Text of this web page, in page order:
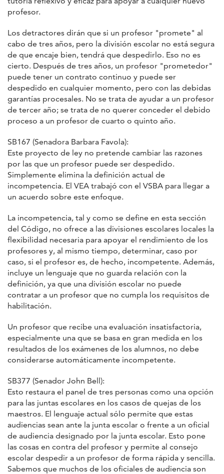
profesor.
Los detractores dirán que si un profesor "promete" al
cabo de tres años, pero la división escolar no está segura
de que encaje bien, tendrá que despedirlo. Eso no es
cierto. Después de tres años, un profesor "prometedor"
puede tener un contrato continuo y puede ser
despedido en cualquier momento, pero con las debidas
garantías procesales. No se trata de ayudar a un profesor
de tercer año; se trata de no querer conceder el debido
proceso a un profesor de cuarto o quinto año.
SB167 (Senadora Barbara Favola):
Este proyecto de ley no pretende cambiar las razones
por las que un profesor puede ser despedido.
Simplemente elimina la definición actual de
incompetencia. El VEA trabajó con el VSBA para llegar a
un acuerdo sobre este enfoque.
La incompetencia, tal y como se define en esta sección
del Código, no ofrece a las divisiones escolares locales la
flexibilidad necesaria para apoyar el rendimiento de los
profesores y, al mismo tiempo, determinar, caso por
caso, si el profesor es, de hecho, incompetente. Además,
incluye un lenguaje que no guarda relación con la
definición, ya que una división escolar no puede
contratar a un profesor que no cumpla los requisitos de
habilitación.
Un profesor que recibe una evaluación insatisfactoria,
especialmente una que se basa en gran medida en los
resultados de los exámenes de los alumnos, no debe
considerarse automáticamente incompetente.
SB377 (Senador John Bell):
Esto restaura el panel de tres personas como una opción
para las juntas escolares en los casos de quejas de los
maestros. El lenguaje actual sólo permite que estas
audiencias sean ante la junta escolar o frente a un oficial
de audiencia designado por la junta escolar. Esto pone
las cosas en contra del profesor y permite al consejo
escolar despedir a un profesor de forma rápida y sencilla.
Sabemos que muchos de los oficiales de audiencia son